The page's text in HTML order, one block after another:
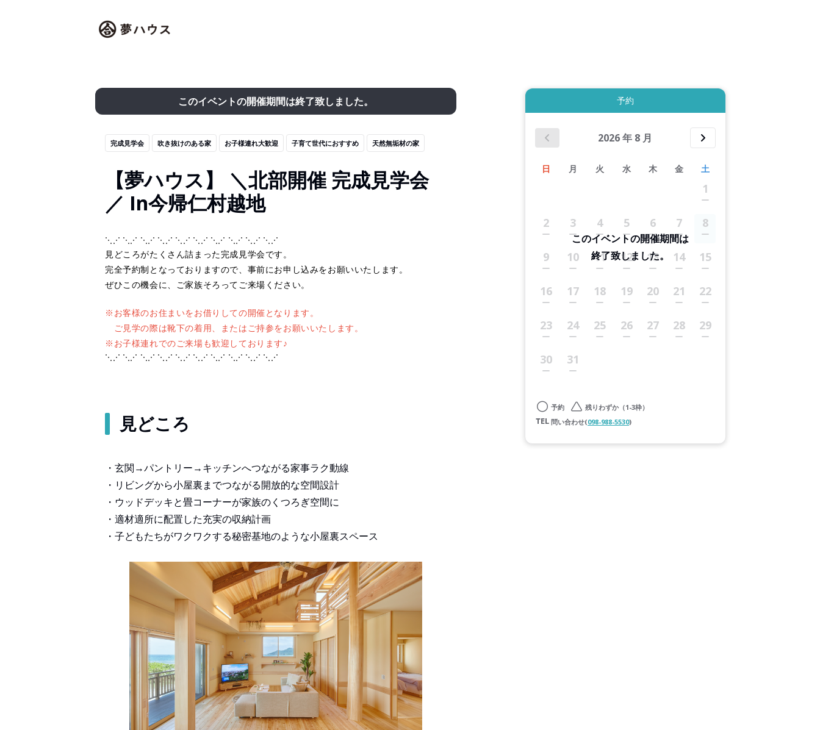
このイベントの開催期間は終了致しました。
完成見学会 吹き抜けのある家 お子様連れ大歓迎 子育て世代におすすめ 天然無垢材の家
【夢ハウス】 ＼北部開催 完成見学会
／ In今帰仁村越地
⋱⋰ ⋱⋰ ⋱⋰ ⋱⋰ ⋱⋰ ⋱⋰ ⋱⋰ ⋱⋰ ⋱⋰ ⋱⋰
見どころがたくさん詰まった完成見学会です。
完全予約制となっておりますので、事前にお申し込みをお願いいたします。
ぜひこの機会に、ご家族そろってご来場ください。
※お客様のお住まいをお借りしての開催となります。
ご見学の際は靴下の着用、またはご持参をお願いいたします。
※お子様連れでのご来場も歓迎しております♪
⋱⋰ ⋱⋰ ⋱⋰ ⋱⋰ ⋱⋰ ⋱⋰ ⋱⋰ ⋱⋰ ⋱⋰ ⋱⋰
見どころ
・玄関→パントリー→キッチンへつながる家事ラク動線
・リビングから小屋裏までつながる開放的な空間設計
・ウッドデッキと畳コーナーが家族のくつろぎ空間に
・適材適所に配置した充実の収納計画
・子どもたちがワクワクする秘密基地のような小屋裏スペース
予約
2026年 8 月
日 月 火 水 木 金 土
1
2 3 4 5 6 7 8
9 10 11 12 13 14 15
16 17 18 19 20 21 22
23 24 25 26 27 28 29
30 31
このイベントの開催期間は
終了致しました。
予約
残りわずか（1-3枠）
問い合わせ(098-988-5530)